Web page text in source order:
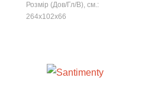
Розмір (Дов/Гл/В), см.:
264x102x66